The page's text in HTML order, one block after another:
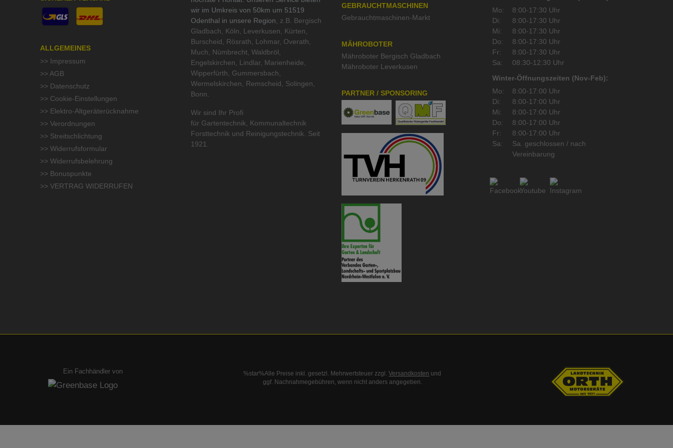
ALLGEMEINES
>> Impressum
>> AGB
>> Datenschutz
>> Cookie-Einstellungen
>> Elektro-Altgeräterücknahme
>> Verordnungen
>> Streitschlichtung
>> Widerrufsformular
>> Widerrufsbelehrung
>> Bonuspunkte
>> VERTRAG WIDERRUFEN
wir im Umkreis von 50km um 51519
Odenthal in unsere Region , z.B. Bergisch
Gladbach, Köln, Leverkusen, Kürten,
Burscheid, Rösrath, Lohmar, Overath,
Much, Nümbrecht, Waldbröl,
Engelskirchen, Lindlar, Marienheide,
Wipperfürth, Gummersbach,
Wermelskirchen, Remscheid, Solingen,
Bonn.
Wir sind Ihr Profi
für Gartentechnik
Kommunaltechnik
Forsttechnik und Reinigungstechnik . Seit
1921.
GEBRAUCHTMASCHINEN
Gebrauchtmaschinen-Markt
MÄHROBOTER
Mähroboter Bergisch Gladbach
Mähroboter Leverkusen
PARTNER / SPONSORING
Mo:
8:00-17:30 Uhr
Di:
8:00-17:30 Uhr
Mi:
8:00-17:30 Uhr
Do:
8:00-17:30 Uhr
Fr:
8:00-17:30 Uhr
Sa:
08:30-12:30 Uhr
Winter-Öffnungszeiten (Nov-Feb):
Mo:
8:00-17:00 Uhr
Di:
8:00-17:00 Uhr
Mi:
8:00-17:00 Uhr
Do:
8:00-17:00 Uhr
Fr:
8:00-17:00 Uhr
Sa:
Sa. geschlossen / nach
Vereinbarung
Ein Fachhändler von %star%Alle Preise inkl. gesetzl. Mehrwertsteuer zzgl.Versandkosten und
ggf. Nachnahmegebühren, wenn nicht anders angegeben.